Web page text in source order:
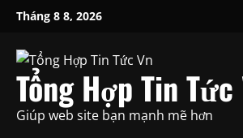
Skip
content
Tháng 8 8, 2026
Tổng Hợp Tin Tức
Giúp web site bạn mạnh mẽ hơn